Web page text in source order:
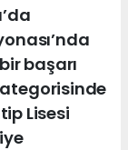
başarı
Lisesi